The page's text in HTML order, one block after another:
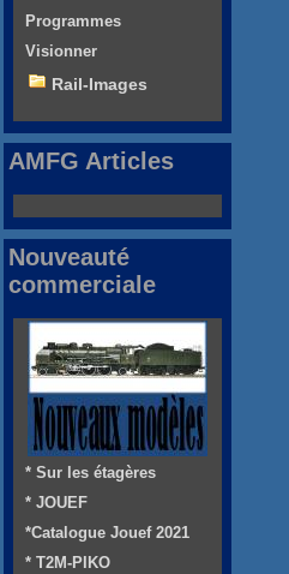
Programmes
Visionner
Rail-Images
AMFG Articles
Nouveauté
commerciale
* Sur les étagères
* JOUEF
*Catalogue Jouef 2021
* T2M-PIKO